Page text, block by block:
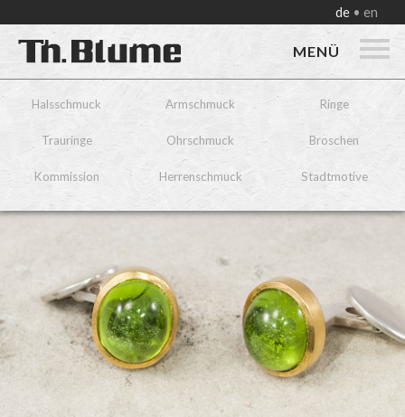
de en
MENÜ
Halsschmuck Armschmuck Ringe
Trauringe Ohrschmuck Broschen
Kommission Herrenschmuck Stadtmotive